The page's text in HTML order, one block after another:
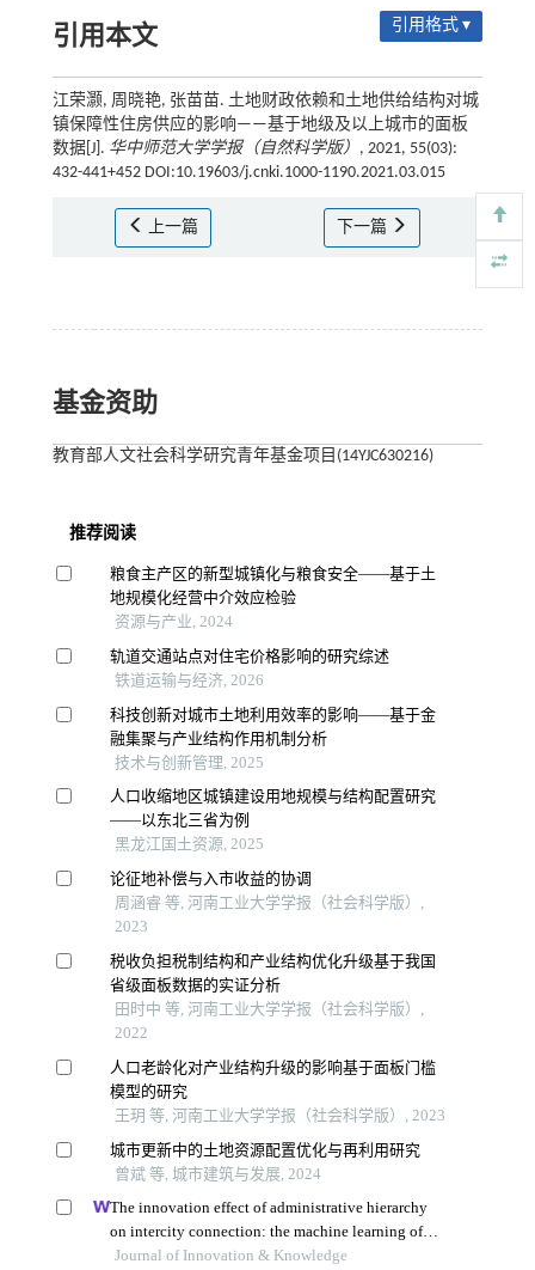
引用本文 引用格式 ▾
江荣灏, 周晓艳, 张苗苗. 土地财政依赖和土地供给结构对城
镇保障性住房供应的影响——基于地级及以上城市的面板
数据[J]. 华中师范大学学报（自然科学版） , 2021, 55(03):
432-441+452 DOI:10.19603/j.cnki.1000-1190.2021.03.015
上一篇 下一篇
基金资助
教育部人文社会科学研究青年基金项目(14YJC630216)